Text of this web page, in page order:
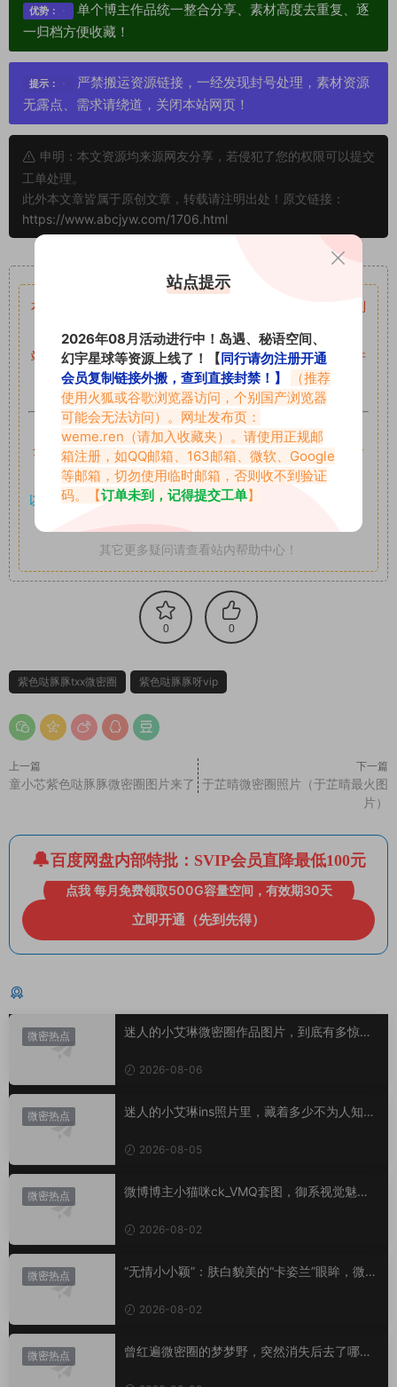
优势：
单个博主作品统一整合分享、素材高度去重复、逐
一归档方便收藏！
提示：
严禁搬运资源链接，一经发现封号处理，素材资源
无露点、需求请绕道，关闭本站网页！
申明：本文资源均来源网友分享，若侵犯了您的权限可以提交
工单处理。
此外本文章皆属于原创文章，转载请注明出处！原文链接：
https://www.abcjyw.com/1706.html
本站资源均来自网络分享，如有侵犯你的权益请私信留言
收到
留言后，我们会第一时间进行审核后删除。
站内资源为网友个人学习或测试研究使用，未经原版权作者许
可,禁止用于任何商业途径！请在下载24小时内删除！
如果遇到付费才可获取的素材，建议升级
全站付费素材可提供补档服务“均有备份 ”，素材以主流网盘分
享。
以7z、7z分卷格式压缩，解压应下载对应的软件操作，
其它更多疑问请查看站内帮助中心！
0 0
紫色哒豚豚txx微密圈 紫色哒豚豚呀vip
上一篇
童小芯紫色哒豚豚微密圈图片来了
下一篇
于芷晴微密圈照片（于芷晴最火图
片）
百度网盘内部特批：SVIP会员直降最低100元
点我 每月免费领取500G容量空间，有效期30天
立即开通（先到先得）
微密热点
迷人的小艾琳微密圈作品图片，到底有多惊
2026-08-06
微密热点
迷人的小艾琳ins照片里，藏着多少不为人知的
2026-08-05
微密热点
微博博主小猫咪ck_VMQ套图，御系视觉魅力
2026-08-02
微密热点
“无情小小颖”：肤白貌美的“卡姿兰”眼眸，微密
2026-08-02
微密热点
曾红遍微密圈的梦梦野，突然消失后去了哪
站点提示
2026年08月活动进行中！岛遇、秘语空间、
幻宇星球等资源上线了！【同行请勿注册开通
会员复制链接外搬，查到直接封禁！】
（推荐
使用火狐或谷歌浏览器访问，个别国产浏览器
可能会无法访问）。网址发布页：
weme.ren （请加入收藏夹）。请使用正规邮
箱注册，如QQ邮箱、163邮箱、微软、Google
等邮箱，切勿使用临时邮箱，否则收不到验证
码。【订单未到，记得提交工单】